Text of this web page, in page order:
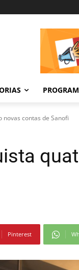
novas contas de Sanofi
Pinterest